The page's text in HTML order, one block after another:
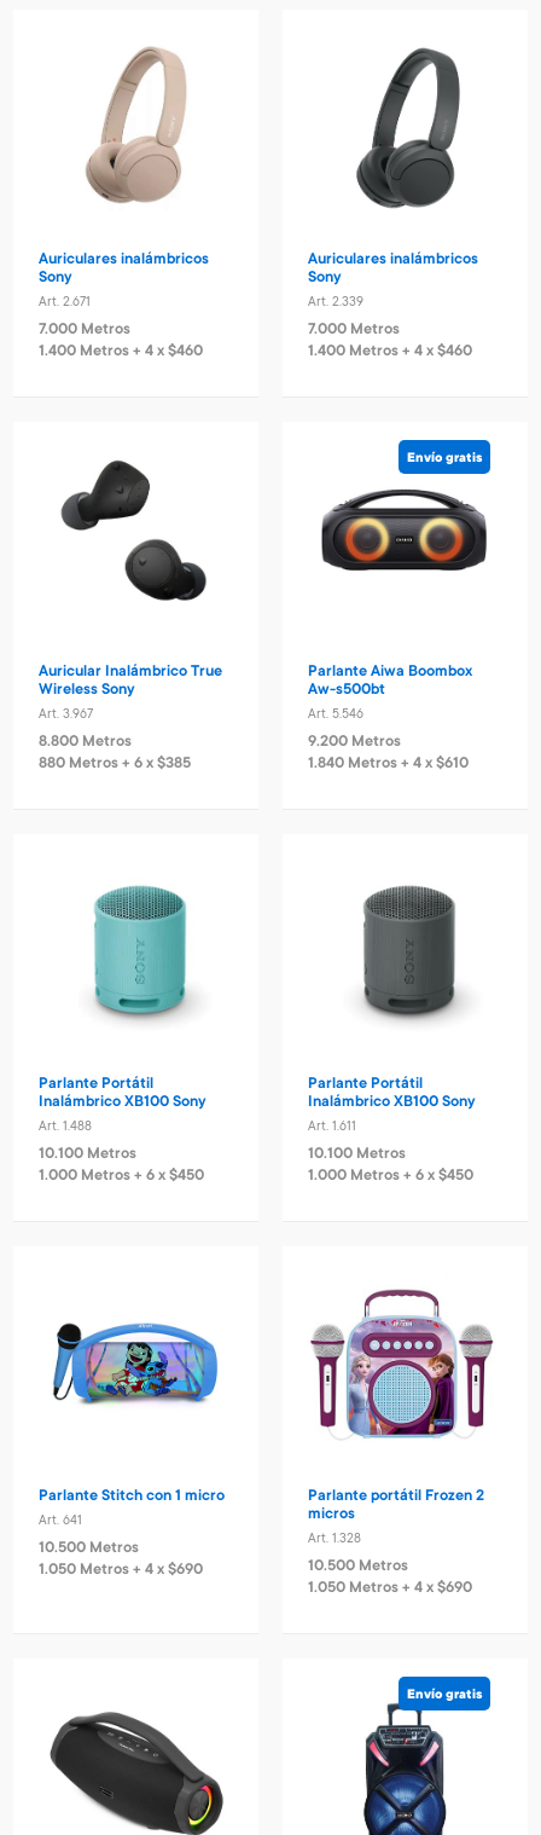
Auriculares inalámbricos
Sony
Art. 2.671
7.000 Metros
1.400 Metros + 4 x $460
Auriculares inalámbricos
Sony
Art. 2.339
7.000 Metros
1.400 Metros + 4 x $460
Auricular Inalámbrico True
Wireless Sony
Art. 3.967
8.800 Metros
880 Metros + 6 x $385
Envío gratis
Parlante Aiwa Boombox
Aw-s500bt
Art. 5.546
9.200 Metros
1.840 Metros + 4 x $610
Parlante Portátil
Inalámbrico XB100 Sony
Art. 1.488
10.100 Metros
1.000 Metros + 6 x $450
Parlante Portátil
Inalámbrico XB100 Sony
Art. 1.611
10.100 Metros
1.000 Metros + 6 x $450
Parlante Stitch con 1 micro
Art. 641
10.500 Metros
1.050 Metros + 4 x $690
Parlante portátil Frozen 2
micros
Art. 1.328
10.500 Metros
1.050 Metros + 4 x $690
Envío gratis